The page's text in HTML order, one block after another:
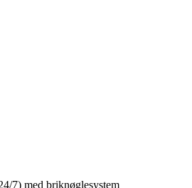
7) med briknøglesystem